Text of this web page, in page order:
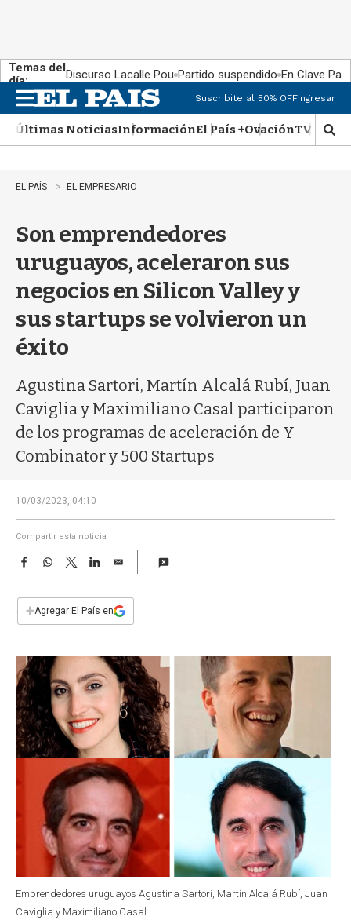
Temas del
día:
Discurso Lacalle Pou Partido suspendido En Clave País
n
u
Suscribite al 50% OFFIngresar
Últimas NoticiasInformaciónEl País +OvaciónTV Show
M
o
EL PAÍS EL EMPRESARIO
Son emprendedores
uruguayos, aceleraron sus
negocios en Silicon Valley y
sus startups se volvieron un
éxito
Agustina Sartori, Martín Alcalá Rubí, Juan
Caviglia y Maximiliano Casal participaron
de los programas de aceleración de Y
Combinator y 500 Startups
10/03/2023, 04:10
Compartir esta noticia
F
e
b
k
W
s
p
T
w
t
L
n
E
i
l
+Agregar El País en
Emprendedores uruguayos Agustina Sartori, Martín Alcalá Rubí, Juan
Caviglia y Maximiliano Casal.